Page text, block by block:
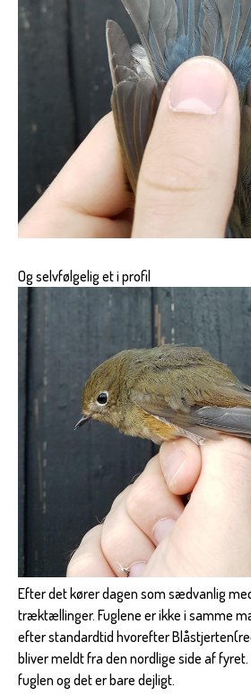
Og selvfølgelig et i profil
Efter det kører dagen som sædvanlig
træktællinger. Fuglene er ikke i samme
efter standardtid hvorefter
bliver meldt fra den nordlige side af
fuglen og det er bare dejligt.